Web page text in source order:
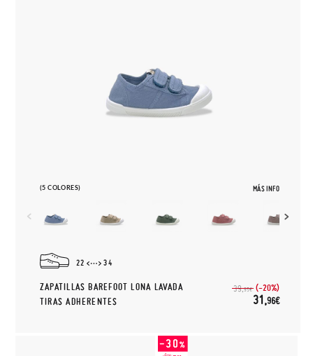
(5 COLORES) MÁS INFO
22 34
ZAPATILLAS BAREFOOT LONA LAVADA
TIRAS ADHERENTES
39,95€ (-20%)
31,96€